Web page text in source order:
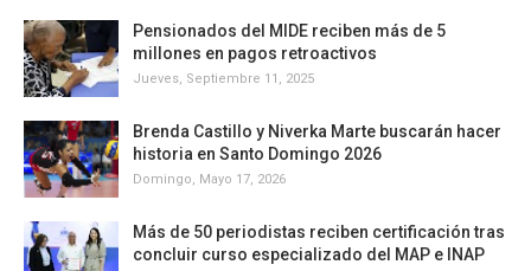
Pensionados del MIDE reciben más de 5
millones en pagos retroactivos
Jueves, Septiembre 11, 2025
Brenda Castillo y Niverka Marte buscarán hacer
historia en Santo Domingo 2026
Domingo, Mayo 17, 2026
Más de 50 periodistas reciben certificación tras
concluir curso especializado del MAP e INAP